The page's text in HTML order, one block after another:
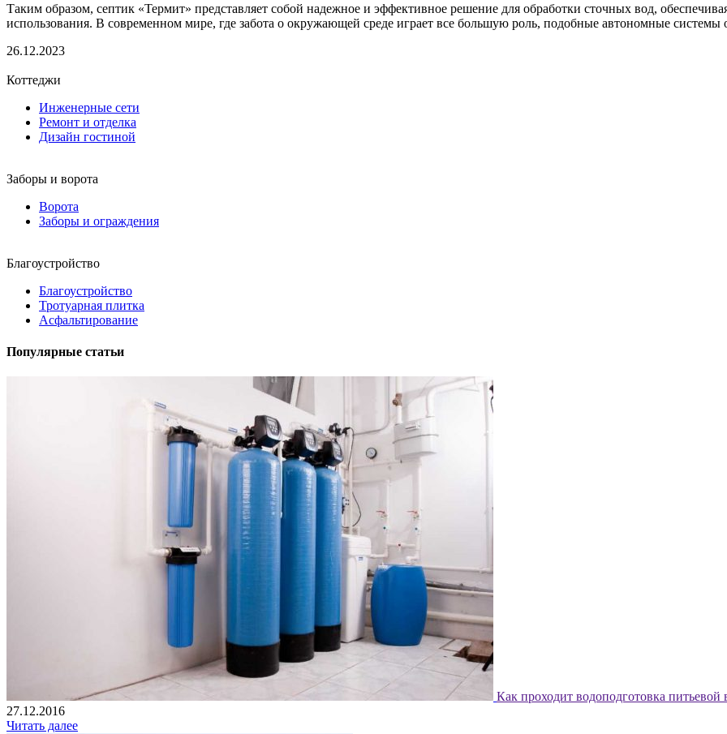
Таким образом, септик «Термит» представляет собой надежное и эффективное решение для обработки сточных вод,
использования. В современном мире, где забота о окружающей среде играет все большую роль, подобные автономные системы
26.12.2023
Коттеджи
Инженерные сети
Ремонт и отделка
Дизайн гостиной
Заборы и ворота
Ворота
Заборы и ограждения
Благоустройство
Благоустройство
Тротуарная плитка
Асфальтирование
Популярные статьи
Как проходит водоподготовка питьевой
27.12.2016
Читать далее